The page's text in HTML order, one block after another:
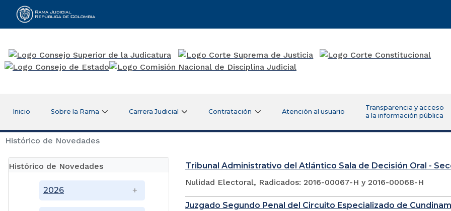
Rama Judicial
Inicio Sobre la Rama Carrera Judicial Contratación Atención al usuario
Transparencia y acceso
a la información pública
Histórico de Novedades
Histórico de Novedades
2026
Tribunal Administrativo del Atlántico Sala de Decisión Oral -
Nulidad Electoral, Radicados: 2016-00067-H y 2016-00068-H
Juzgado Segundo Penal del Circuito Especializado de